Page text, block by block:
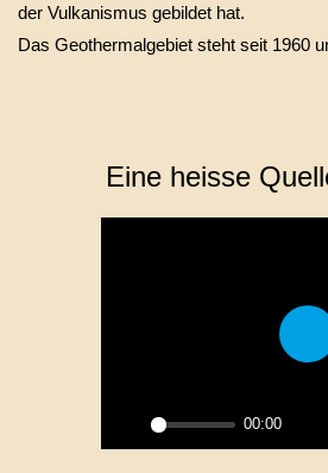
der Vulkanismus gebildet hat.
Das Geothermalgebiet steht seit 1960
Eine heisse
Play
00:00